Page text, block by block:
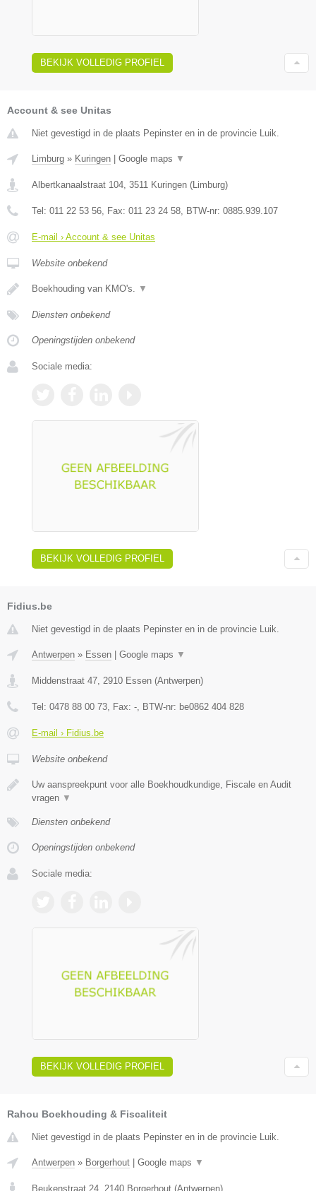
BEKIJK VOLLEDIG PROFIEL
Account & see Unitas
Niet gevestigd in de plaats Pepinster en in de provincie Luik.
Limburg » Kuringen | Google maps ▼
Albertkanaalstraat 104 3511 Kuringen (Limburg)
Tel: 011 22 53 56 , Fax: 011 23 24 58 , BTW-nr: 0885.939.107
E-mail › Account & see Unitas
Website onbekend
Boekhouding van KMO's. ▼
Diensten onbekend
Openingstijden onbekend
Sociale media:
BEKIJK VOLLEDIG PROFIEL
Fidius.be
Niet gevestigd in de plaats Pepinster en in de provincie Luik.
Antwerpen » Essen Google maps ▼
Middenstraat 47, 2910 Essen (Antwerpen)
Tel: 0478 88 00 73, Fax: -, BTW-nr: be0862 404 828
E-mail › Fidius.be
Website onbekend
Uw aanspreekpunt voor alle Boekhoudkundige, Fiscale en Audit
vragen ▼
Diensten onbekend
Openingstijden onbekend
Sociale media:
BEKIJK VOLLEDIG PROFIEL
Rahou Boekhouding & Fiscaliteit
Niet gevestigd in de plaats Pepinster en in de provincie Luik.
Antwerpen » Borgerhout Google maps ▼
Beukenstraat 24 2140 Borgerhout (Antwerpen)